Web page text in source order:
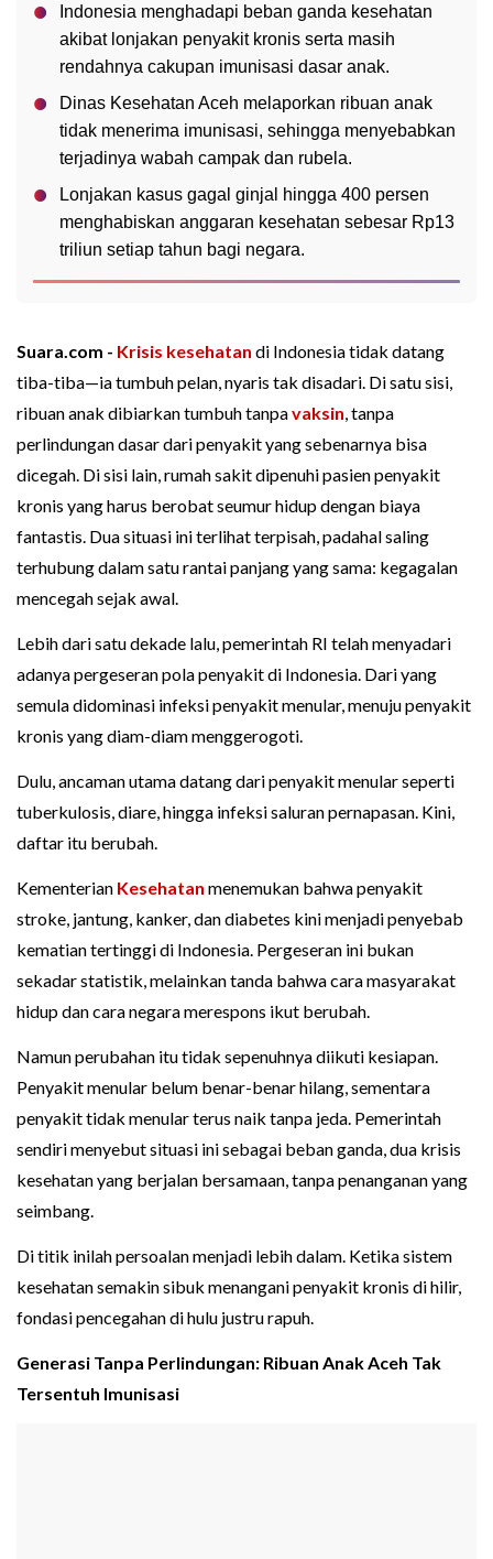
Indonesia menghadapi beban ganda kesehatan
akibat lonjakan penyakit kronis serta masih
rendahnya cakupan imunisasi dasar anak.
Dinas Kesehatan Aceh melaporkan ribuan anak
tidak menerima imunisasi, sehingga menyebabkan
terjadinya wabah campak dan rubela.
Lonjakan kasus gagal ginjal hingga 400 persen
menghabiskan anggaran kesehatan sebesar Rp13
triliun setiap tahun bagi negara.
Suara.com - Krisis kesehatan di Indonesia tidak datang
tiba-tiba—ia tumbuh pelan, nyaris tak disadari. Di satu sisi,
ribuan anak dibiarkan tumbuh tanpavaksin , tanpa
perlindungan dasar dari penyakit yang sebenarnya bisa
dicegah. Di sisi lain, rumah sakit dipenuhi pasien penyakit
kronis yang harus berobat seumur hidup dengan biaya
fantastis. Dua situasi ini terlihat terpisah, padahal saling
terhubung dalam satu rantai panjang yang sama: kegagalan
mencegah sejak awal.
Lebih dari satu dekade lalu, pemerintah RI telah menyadari
adanya pergeseran pola penyakit di Indonesia. Dari yang
semula didominasi infeksi penyakit menular, menuju penyakit
kronis yang diam-diam menggerogoti.
Dulu, ancaman utama datang dari penyakit menular seperti
tuberkulosis, diare, hingga infeksi saluran pernapasan. Kini,
daftar itu berubah.
Kementerian Kesehatan menemukan bahwa penyakit
stroke, jantung, kanker, dan diabetes kini menjadi penyebab
kematian tertinggi di Indonesia. Pergeseran ini bukan
sekadar statistik, melainkan tanda bahwa cara masyarakat
hidup dan cara negara merespons ikut berubah.
Namun perubahan itu tidak sepenuhnya diikuti kesiapan.
Penyakit menular belum benar-benar hilang, sementara
penyakit tidak menular terus naik tanpa jeda. Pemerintah
sendiri menyebut situasi ini sebagai beban ganda, dua krisis
kesehatan yang berjalan bersamaan, tanpa penanganan yang
seimbang.
Di titik inilah persoalan menjadi lebih dalam. Ketika sistem
kesehatan semakin sibuk menangani penyakit kronis di hilir,
fondasi pencegahan di hulu justru rapuh.
Generasi Tanpa Perlindungan: Ribuan Anak Aceh Tak
Tersentuh Imunisasi